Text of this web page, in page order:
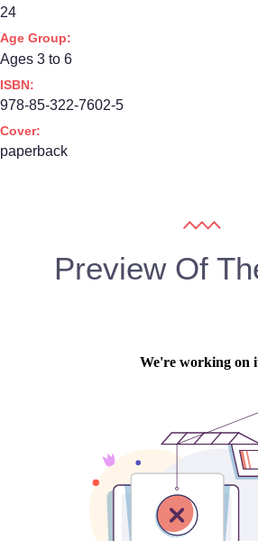
24
Age Group:
Ages 3 to 6
ISBN:
978-85-322-7602-5
Cover:
paperback
Preview Of